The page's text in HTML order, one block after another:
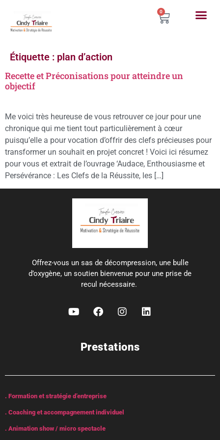
0
Étiquette : plan d’action
Recette et Préconisations pour atteindre un
objectif
Me voici très heureuse de vous retrouver ce jour pour une
chronique qui me tient tout particulièrement à cœur
puisqu’elle a pour vocation d’offrir des clefs précieuses pour
transformer un souhait en projet concret ! Voici ici résumez
pour vous et extrait de l’ouvrage ‘Audace, Enthousiasme et
Persévérance : Les Clefs de la Réussite, les […]
Offrez-vous un sas de décompression, une bulle
d’oxygène, un soutien bienvenue pour une prise de
recul nécessaire.
Prestations
. Formation et stratégie d’entreprise
. Coaching et accompagnement individuel
. Animation show / micro spectacle